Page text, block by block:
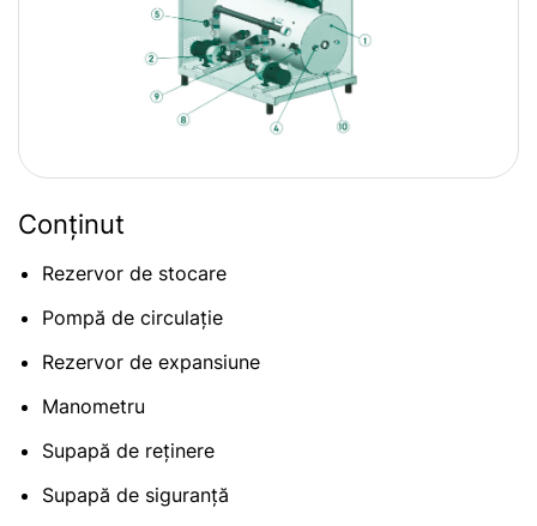
Сonținut
Rezervor de stocare
Pompă de circulație
Rezervor de expansiune
Manometru
Supapă de reținere
Supapă de siguranță